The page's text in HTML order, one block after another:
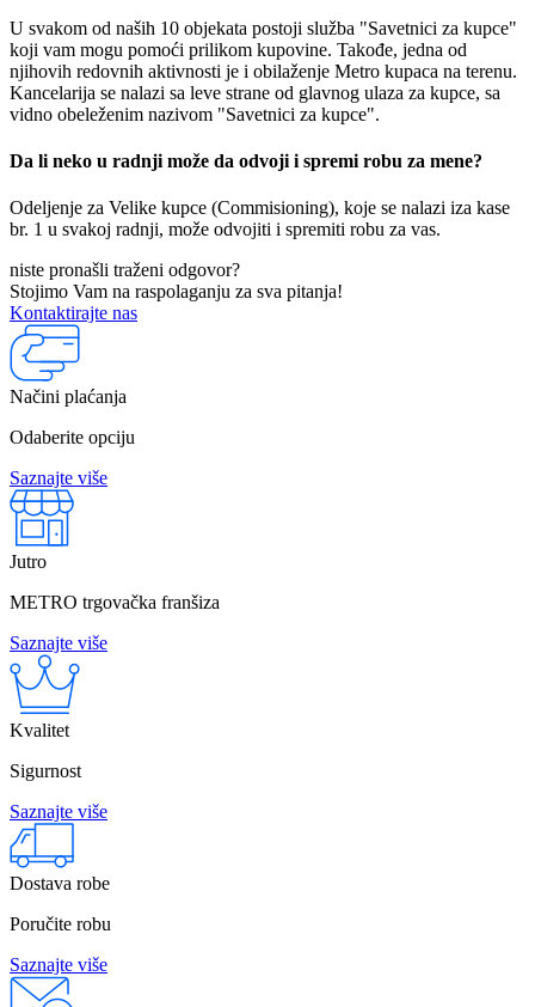
U svakom od naših 10 objekata postoji služba "Savetnici za kupce"
koji vam mogu pomoći prilikom kupovine. Takođe, jedna od
njihovih redovnih aktivnosti je i obilaženje Metro kupaca na terenu.
Kancelarija se nalazi sa leve strane od glavnog ulaza za kupce, sa
vidno obeleženim nazivom "Savetnici za kupce".
Da li neko u radnji može da odvoji i spremi robu za mene?
Odeljenje za Velike kupce (Commisioning), koje se nalazi iza kase
br. 1 u svakoj radnji, može odvojiti i spremiti robu za vas.
niste pronašli traženi odgovor?
Stojimo Vam na raspolaganju za sva pitanja!
Kontaktirajte nas
Načini plaćanja
Odaberite opciju
Saznajte više
Jutro
METRO trgovačka franšiza
Saznajte više
Kvalitet
Sigurnost
Saznajte više
Dostava robe
Poručite robu
Saznajte više